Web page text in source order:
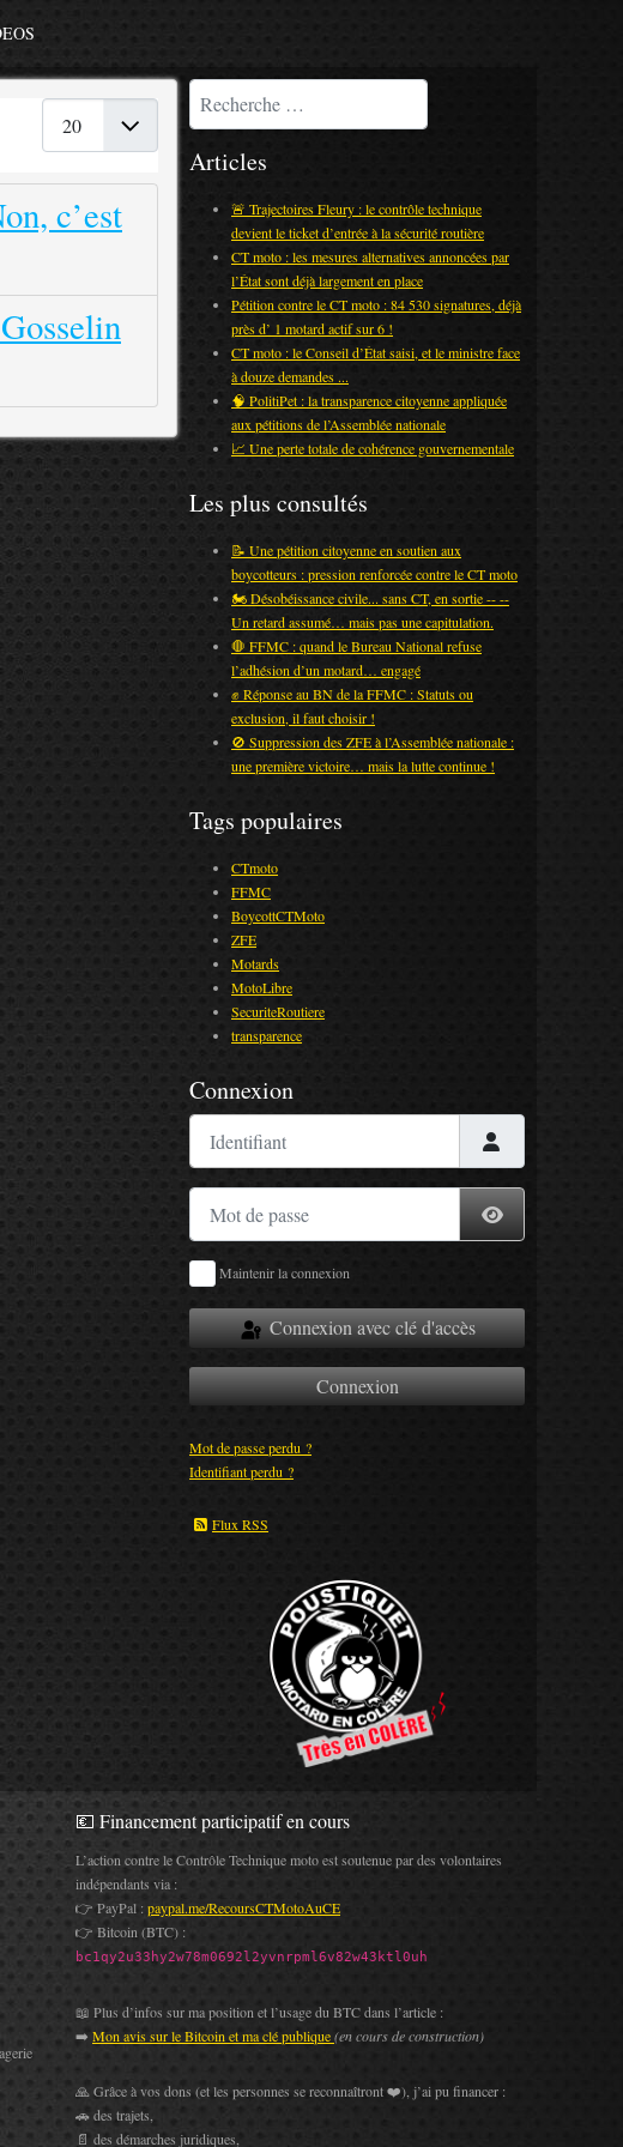
c’est
Rechercher
Articles
🚨 Trajectoires Fleury : le contrôle technique
devient le ticket d’entrée à la sécurité routière
CT moto : les mesures alternatives annoncées par
l’État sont déjà largement en place
Pétition contre le CT moto : 84 530 signatures, déjà
près d’ 1 motard actif sur 6 !
CT moto : le Conseil d’État saisi, et le ministre face
à douze demandes ...
🧠 PolitiPet : la transparence citoyenne appliquée
aux pétitions de l’Assemblée nationale
📈 Une perte totale de cohérence gouvernementale
Les plus consultés
📝 Une pétition citoyenne en soutien aux
boycotteurs : pression renforcée contre le CT moto
🏍️ Désobéissance civile... sans CT, en sortie -- --
Un retard assumé… mais pas une capitulation.
🛑 FFMC : quand le Bureau National refuse
l’adhésion d’un motard… engagé
✊ Réponse au BN de la FFMC : Statuts ou
exclusion, il faut choisir !
🚫 Suppression des ZFE à l’Assemblée nationale :
une première victoire… mais la lutte continue !
Tags populaires
CTmoto
FFMC
BoycottCTMoto
ZFE
Motards
MotoLibre
SecuriteRoutiere
transparence
Connexion
Identifiant
Mot de passe
Afficher le mot
Maintenir la connexion
Connexion avec clé d'accès
Connexion
Mot de passe perdu ?
Identifiant perdu ?
Flux RSS
💶 Financement participatif en cours
L’action contre le Contrôle Technique moto est soutenue par des volontaires
indépendants via :
👉 PayPal : paypal.me/RecoursCTMotoAuCE
👉 Bitcoin (BTC) :
bc1qy2u33hy2w78m0692l2yvnrpml6v82w43ktl0uh
📖 Plus d’infos sur ma position et l’usage du BTC dans l’article :
➡️Mon avis sur le Bitcoin et ma clé publique(en cours de construction)
🙏 Grâce à vos dons (et les personnes se reconnaîtront ❤️), j’ai pu financer :
🚗 des trajets,
📄 des démarches juridiques,